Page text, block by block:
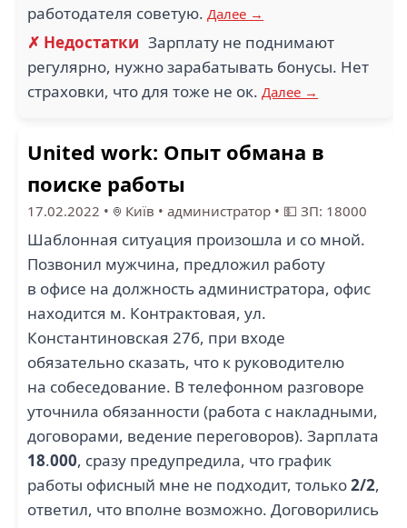
работодателя советую. Далее →
✗ Недостатки Зарплату не поднимают
регулярно, нужно зарабатывать бонусы. Нет
страховки, что для тоже не ок. Далее →
United work: Опыт обмана в
поиске работы
17.02.2022 • Київ • администратор • 💵 ЗП: 18000
Шаблонная ситуация произошла и со мной.
Позвонил мужчина, предложил работу
в офисе на должность администратора, офис
находится м. Контрактовая, ул.
Константиновская 27б, при входе
обязательно сказать, что к руководителю
на собеседование. В телефонном разговоре
уточнила обязанности (работа с накладными,
договорами, ведение переговоров). Зарплата
18.000, сразу предупредила, что график
работы офисный мне не подходит, только2/2,
ответил, что вполне возможно. Договорились